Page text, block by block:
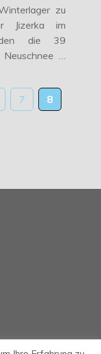
zu
Jizerka im
die 39
Neuschnee …
7 8